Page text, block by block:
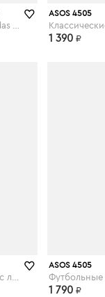
ASOS 4505
1 390 ₽
ASOS 4505
1 790 ₽